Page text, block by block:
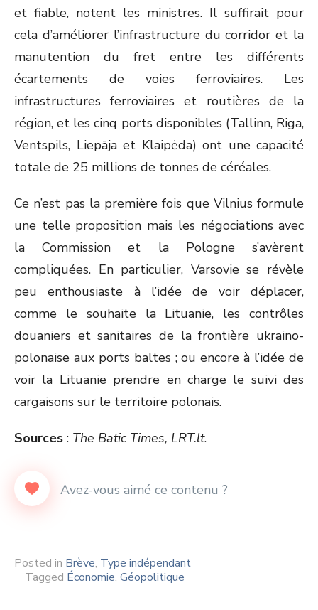
et fiable, notent les ministres. Il suffirait pour
cela d’améliorer l’infrastructure du corridor et la
manutention du fret entre les différents
écartements de voies ferroviaires. Les
infrastructures ferroviaires et routières de la
région, et les cinq ports disponibles (Tallinn, Riga,
Ventspils, Liepāja et Klaipėda) ont une capacité
totale de 25 millions de tonnes de céréales.
Ce n’est pas la première fois que Vilnius formule
une telle proposition mais les négociations avec
la Commission et la Pologne s’avèrent
compliquées. En particulier, Varsovie se révèle
peu enthousiaste à l’idée de voir déplacer,
comme le souhaite la Lituanie, les contrôles
douaniers et sanitaires de la frontière ukraino-
polonaise aux ports baltes ; ou encore à l’idée de
voir la Lituanie prendre en charge le suivi des
cargaisons sur le territoire polonais.
Sources : The Batic Times, LRT.lt.
Posted in Brève, Type indépendant
Tagged Économie, Géopolitique